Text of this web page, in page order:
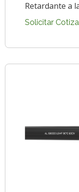
Retardante a
Solicitar